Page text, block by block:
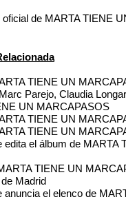
oficial de MARTA TIENE
TIENE UN
Parejo, Claudia
UN MARCAPASOS
TIENE UN
TIENE UN
edita el álbum de
TIENE UN
Madrid
anuncia el elenco de